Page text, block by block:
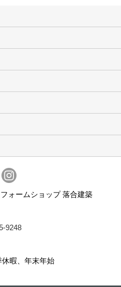
ォームショップ 落合建築
9248
休暇、年末年始